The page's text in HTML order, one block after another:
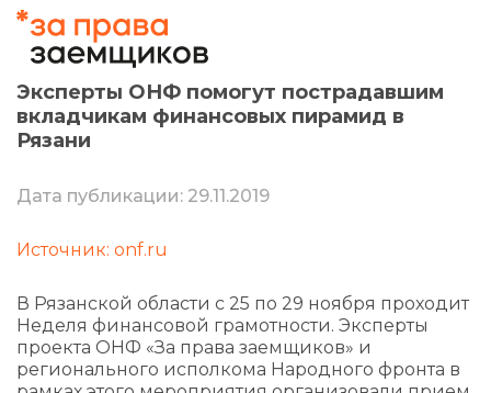
Эксперты ОНФ помогут пострадавшим
вкладчикам финансовых пирамид в
Рязани
Дата публикации: 29.11.2019
Источник: onf.ru
В Рязанской области с 25 по 29 ноября проходит
Неделя финансовой грамотности. Эксперты
проекта ОНФ «За права заемщиков» и
регионального исполкома Народного фронта в